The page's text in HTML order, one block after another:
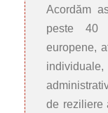
Acordăm
peste 40
europene,
de reziliere